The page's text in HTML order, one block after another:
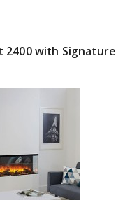
2400 with Signature